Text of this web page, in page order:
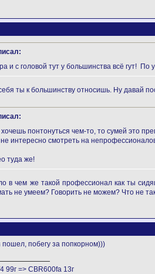
и с головой тут у большинства всё гут! По
ты к большинству относишь. Ну давай
понтонуться чем-то, то сумей это
интересно смотреть на
туда же!
в чем же такой профессионал как ты
не умеем? Говорить не можем? Что не
пошел, побегу за попкорном)))
99г => CBR600fa 13г